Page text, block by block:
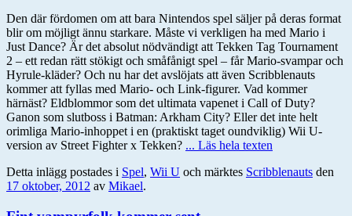
Den där fördomen om att bara Nintendos spel säljer på deras format
blir om möjligt ännu starkare. Måste vi verkligen ha med Mario i
Just Dance? Är det absolut nödvändigt att Tekken Tag Tournament
2 – ett redan rätt stökigt och småfånigt spel – får Mario-svampar och
Hyrule-kläder? Och nu har det avslöjats att även Scribblenauts
kommer att fyllas med Mario- och Link-figurer. Vad kommer
härnäst? Eldblommor som det ultimata vapenet i Call of Duty?
Ganon som slutboss i Batman: Arkham City? Eller det inte helt
orimliga Mario-inhoppet i en (praktiskt taget oundviklig) Wii U-
version av Street Fighter x Tekken? ... Läs hela texten
Detta inlägg postades i Spel, Wii U och märktes Scribblenauts den
17 oktober, 2012 av Mikael.